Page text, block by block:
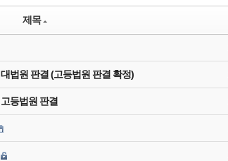
제목
법원 판결 (고등법원 판결 확정)
등법원 판결